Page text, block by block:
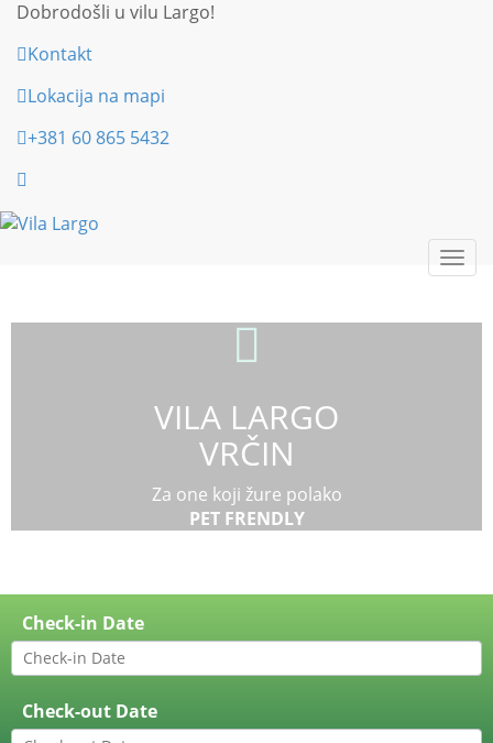
Dobrodošli u vilu Largo!
Kontakt
Lokacija na mapi
+381 60 865 5432
VILA LARGO
VRČIN
Za one koji žure polako
PET FRENDLY
Check-in Date
Check-out Date